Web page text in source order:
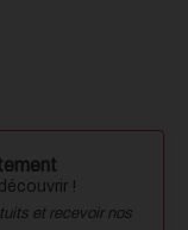
!
et recevoir nos